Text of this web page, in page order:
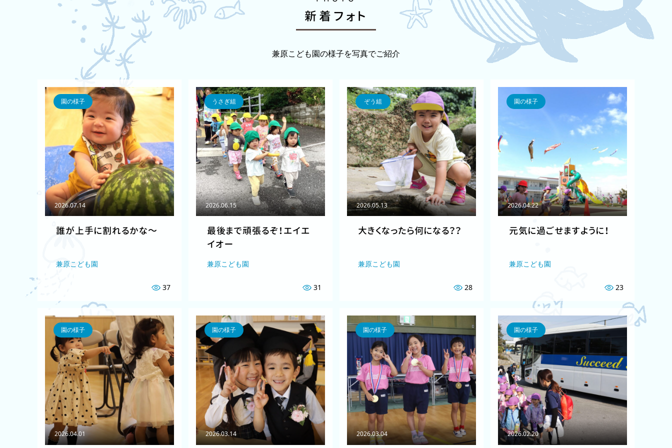
新着フォト
兼原こども園の様子を写真でご紹介
園の様子
2026.07.14
誰が上手に割れるかな～
兼原こども園
37
うさぎ組
2026.06.15
最後まで頑張るぞ！エイエ
イオー
兼原こども園
31
ぞう組
2026.05.13
大きくなったら何になる？？
兼原こども園
28
園の様子
2026.04.22
元気に過ごせますように！
兼原こども園
23
園の様子
2026.04.01
園の様子
2026.03.14
園の様子
2026.03.04
園の様子
2026.02.20